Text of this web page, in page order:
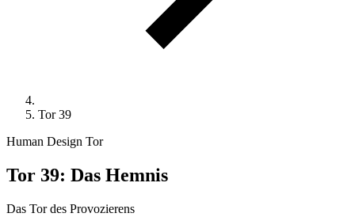
Tor 39
Human Design Tor
Tor 39: Das Hemnis
Das Tor des Provozierens